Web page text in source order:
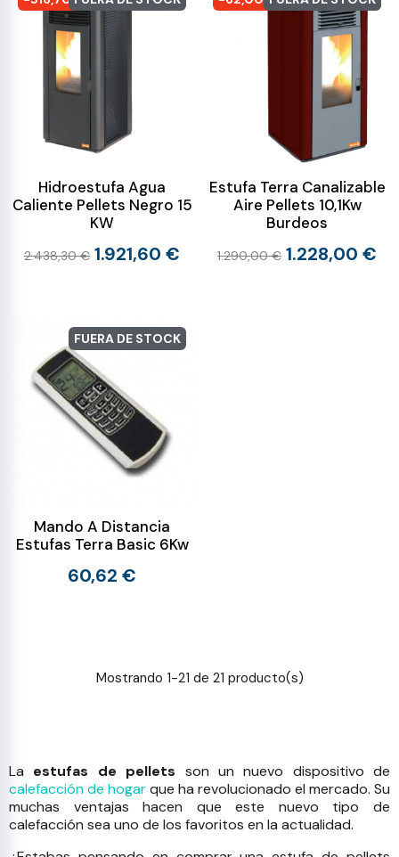
Hidroestufa Agua
Caliente Pellets Negro 15
KW
2.438,30 € 1.921,60 €
Estufa Terra Canalizable
Aire Pellets 10,1Kw
Burdeos
1.290,00 € 1.228,00 €
FUERA DE STOCK
Mando A Distancia
Estufas Terra Basic 6Kw
60,62 €
Mostrando 1-21 de 21 producto(s)
La estufas de pellets son un nuevo dispositivo de
calefacción de hogarque ha revolucionado el mercado. Su
muchas ventajas hacen que este nuevo tipo de
calefacción sea uno de los favoritos en la actualidad.